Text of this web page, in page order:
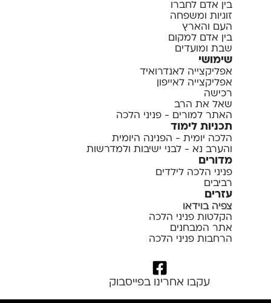
בין אדם לחברו
זוגיות ומשפחה
העם והארץ
בין אדם למקום
שבת ומועדים
שימושי
אפליקצייה לאנדרואיד
אפליקצייה לאייפון
רכישה
שאל את הרב
האתר למורים - פניני הלכה
תכניות לימוד
הלכה יומית - הפנינה היומית
והערב נא - לבני ישיבות ולמדרשות
מדורים
פניני הלכה לילדים
רביבים
עזרים
צפיה בוידאו
הקלטות פניני הלכה
אתר המבחנים
הרחבות פניני הלכה
עקבו אחרינו בפייסבוק